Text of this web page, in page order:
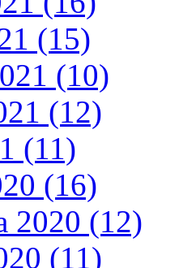
(15)
(10)
(12)
(11)
(16)
2020 (12)
(11)